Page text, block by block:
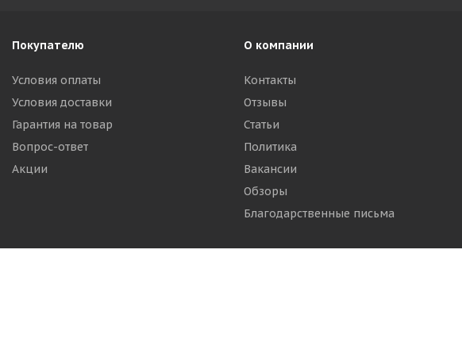
Покупателю
Условия оплаты
Условия доставки
Гарантия на товар
Вопрос-ответ
Акции
О компании
Контакты
Отзывы
Статьи
Политика
Вакансии
Обзоры
Благодарственные письма